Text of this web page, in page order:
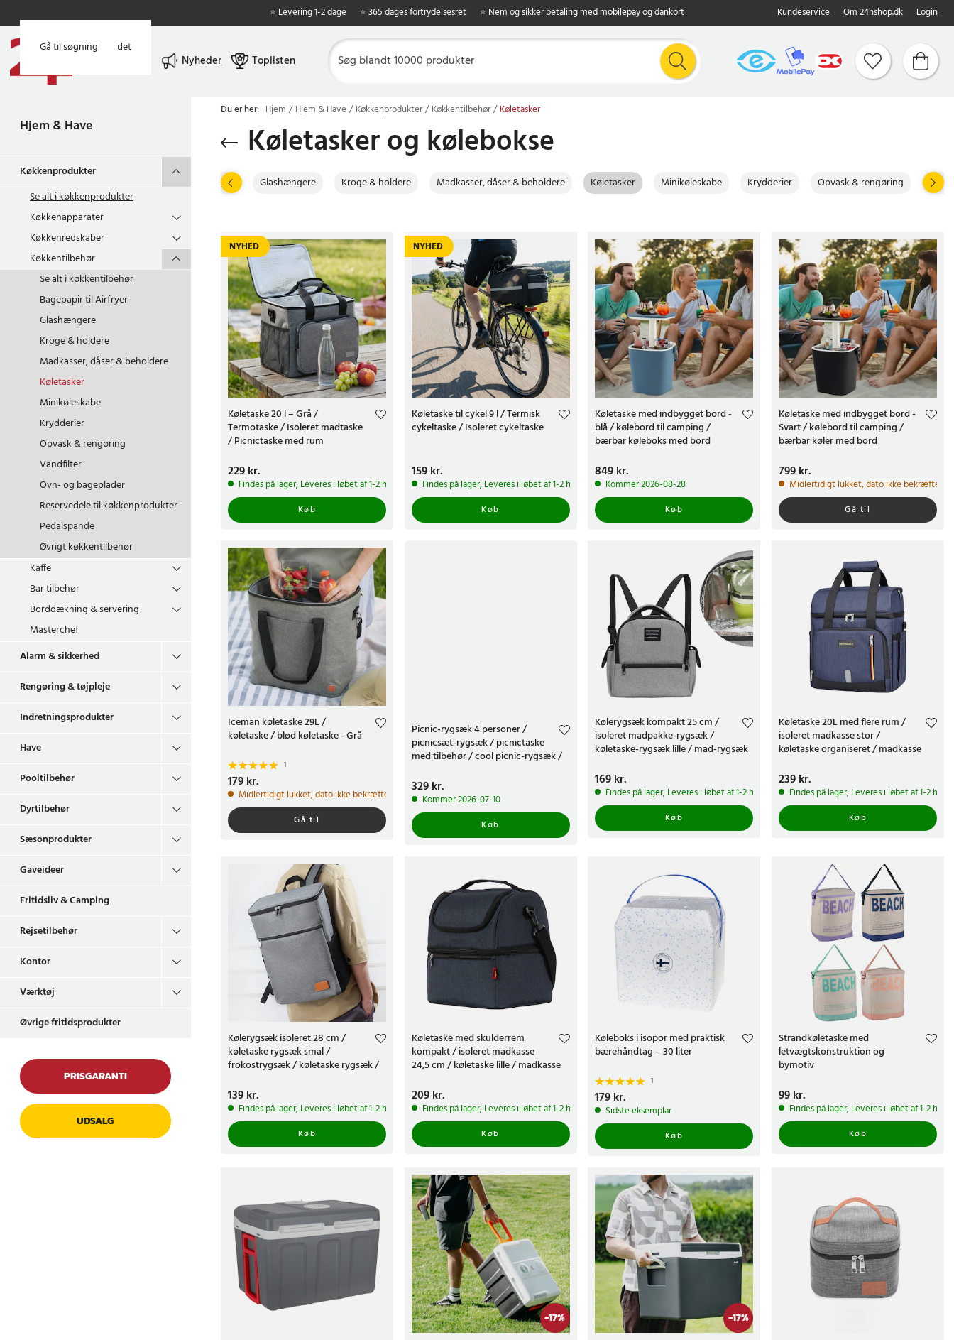
Gå til hovedindholdet
Gå til søgning
⭐ Levering 1-2 dage ⭐ 365 dages fortrydelsesret ⭐ Nem og sikker betaling med mobilepay og dankort Kundeservice Om 24hshop.dk Login
Nyheder Toplisten
Hjem & Have
Køkkenprodukter
Se alt ikøkkenprodukter
Køkkenapparater
Køkkenredskaber
Køkkentilbehør
Se alt ikøkkentilbehør
Bagepapir til Airfryer
Glashængere
Kroge & holdere
Madkasser, dåser & beholdere
Køletasker
Minikøleskabe
Krydderier
Opvask & rengøring
Vandfilter
Ovn- og bageplader
Reservedele til køkkenprodukter
Pedalspande
Øvrigt køkkentilbehør
Kaffe
Bar tilbehør
Borddækning & servering
Masterchef
Alarm & sikkerhed
Rengøring & tøjpleje
Indretningsprodukter
Have
Pooltilbehør
Dyrtilbehør
Sæsonprodukter
Gaveideer
Fritidsliv & Camping
Rejsetilbehør
Kontor
Værktøj
Øvrige fritidsprodukter
PRISGARANTI
UDSALG
Du er her: Hjem Hjem & Have Køkkenprodukter Køkkentilbehør Køletasker
Køletasker og kølebokse
Bagepapir til Airfryer Glashængere Kroge & holdere Madkasser, dåser & beholdere Køletasker Minikøleskabe Krydderier Opvask & rengøring
NYHED
Køletaske 20 l – Grå /
Termotaske / Isoleret madtaske
/ Picnictaske med rum
Pris:229 kr.
229 kr.
Findes på lager, Leveres i løbet af 1-2 hverdage
Køb
NYHED
Køletaske til cykel 9 l / Termisk
cykeltaske / Isoleret cykeltaske
Pris :159 kr.
159 kr.
Findes på lager, Leveres i løbet af 1-2 hverdage
Køb
Køletaske med indbygget bord -
blå / kølebord til camping /
bærbar køleboks med bord
Pris: 849 kr.
849 kr.
Kommer 2026-08-28
Køb
Køletaske med indbygget bord -
Svart / kølebord til camping /
bærbar køler med bord
Pris:799 kr.
799 kr.
Midlertidigt lukket, dato ikke bekræftet
Gå til
Iceman køletaske 29L /
køletaske / blød køletaske - Grå
1
Pris :179 kr.
179 kr.
Midlertidigt lukket, dato ikke bekræftet
Gå til
Picnic-rygsæk 4 personer /
picnicsæt-rygsæk / picnictaske
med tilbehør / cool picnic-rygsæk /
Pris:329 kr.
329 kr.
Kommer 2026-07-10
Køb
Kølerygsæk kompakt 25 cm /
isoleret madpakke-rygsæk /
køletaske-rygsæk lille / mad-rygsæk
Pris :169 kr.
169 kr.
Findes på lager, Leveres i løbet af 1-2 hverdage
Køb
Køletaske 20L med flere rum /
isoleret madkasse stor /
køletaske organiseret / madkasse
Blå
Pris:239 kr.
239 kr.
Findes på lager, Leveres i løbet af 1-2
Køb
Kølerygsæk isoleret 28 cm /
køletaske rygsæk smal /
frokostrygsæk / køletaske rygsæk /
Pris :139 kr.
139 kr.
Findes på lager, Leveres i løbet af 1-2 hverdage
Køb
Køletaske med skulderrem
kompakt / isoleret madkasse
24,5 cm / køletaske lille / madkasse
Pris: 209 kr.
209 kr.
Findes på lager, Leveres i løbet af 1-2 hverdage
Køb
Køleboks i isopor med praktisk
bærehåndtag – 30 liter
1
Pris :179 kr.
179 kr.
Sidste eksemplar
Køb
Strandkøletaske med
letvægtskonstruktion og
bymotiv
Pris:99 kr.
99 kr.
Findes på lager, Leveres i løbet af 1-2
Køb
-17% -17%